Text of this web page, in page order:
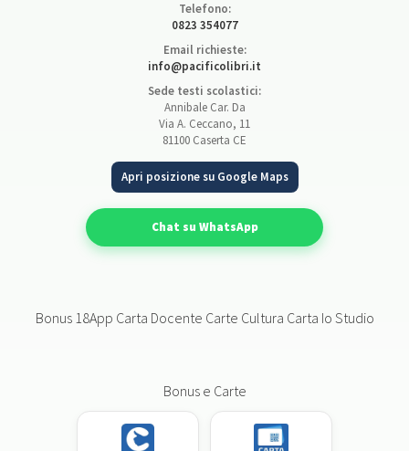
Telefono:
0823 354077
Email richieste:
info@pacificolibri.it
Sede testi scolastici:
Annibale Car. Da
Via A. Ceccano, 11
81100 Caserta CE
Apri posizione su Google Maps
Chat su WhatsApp
Bonus 18App Carta Docente Carte Cultura Carta Io Studio
Bonus e Carte